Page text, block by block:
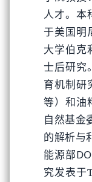
人才。本
于美国明
大学伯克
士后研究
育机制研
等）和油
自然基金
的解析与
能源部
究发表于